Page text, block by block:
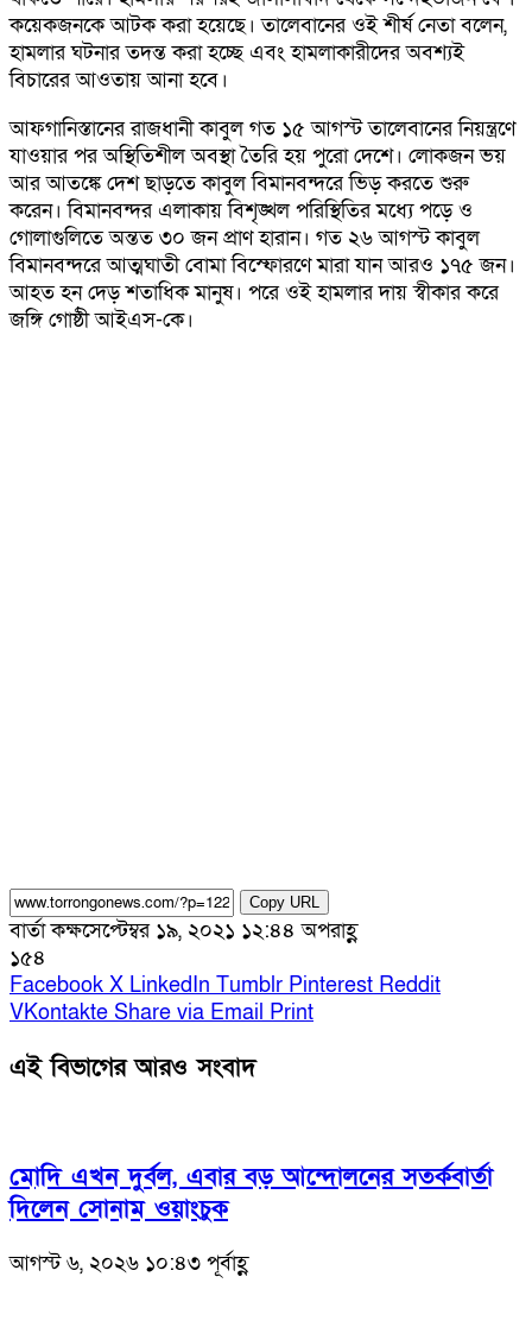
কয়েকজনকে আটক করা হয়েছে। তালেবানের ওই শীর্ষ নেতা বলেন,
হামলার ঘটনার তদন্ত করা হচ্ছে এবং হামলাকারীদের অবশ্যই
বিচারের আওতায় আনা হবে।
আফগানিস্তানের রাজধানী কাবুল গত ১৫ আগস্ট তালেবানের নিয়ন্ত্রণে
যাওয়ার পর অস্থিতিশীল অবস্থা তৈরি হয় পুরো দেশে। লোকজন ভয়
আর আতঙ্কে দেশ ছাড়তে কাবুল বিমানবন্দরে ভিড় করতে শুরু
করেন। বিমানবন্দর এলাকায় বিশৃঙ্খল পরিস্থিতির মধ্যে পড়ে ও
গোলাগুলিতে অন্তত ৩০ জন প্রাণ হারান। গত ২৬ আগস্ট কাবুল
বিমানবন্দরে আত্মঘাতী বোমা বিস্ফোরণে মারা যান আরও ১৭৫ জন।
আহত হন দেড় শতাধিক মানুষ। পরে ওই হামলার দায় স্বীকার করে
জঙ্গি গোষ্ঠী আইএস-কে।
Copy URL
বার্তা কক্ষসেপ্টেম্বর ১৯, ২০২১ ১২:৪৪ অপরাহ্ণ
১৫৪
Facebook X LinkedIn Tumblr Pinterest Reddit
VKontakte Share via Email Print
এই বিভাগের আরও সংবাদ
মোদি এখন দুর্বল, এবার বড় আন্দোলনের সতর্কবার্তা
দিলেন সোনাম ওয়াংচুক
আগস্ট ৬, ২০২৬ ১০:৪৩ পূর্বাহ্ণ